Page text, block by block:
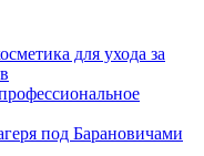
для ухода за
под Барановичами